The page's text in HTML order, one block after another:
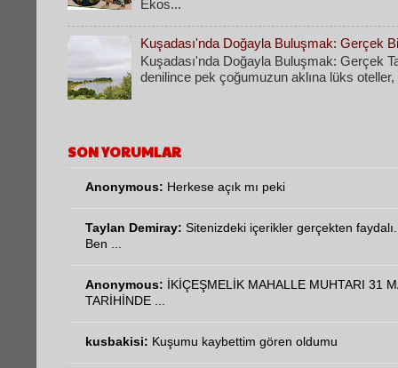
Ekos...
Kuşadası'nda Doğayla Buluşmak: Gerçek
Kuşadası'nda Doğayla Buluşmak: Gerçek
denilince pek çoğumuzun aklına lüks
SON YORUMLAR
Anonymous: Herkese açık mı peki
Taylan Demiray: Sitenizdeki içerikler gerçekten faydalı.
Ben ...
Anonymous: İKİÇEŞMELİK MAHALLE MUHTARI 31
TARİHİNDE ...
kusbakisi: Kuşumu kaybettim gören oldumu